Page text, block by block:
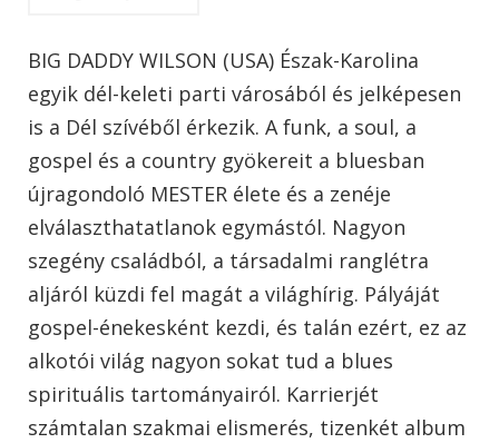
BIG DADDY WILSON (USA) Észak-Karolina
egyik dél-keleti parti városából és jelképesen
is a Dél szívéből érkezik. A funk, a soul, a
gospel és a country gyökereit a bluesban
újragondoló MESTER élete és a zenéje
elválaszthatatlanok egymástól. Nagyon
szegény családból, a társadalmi ranglétra
aljáról küzdi fel magát a világhírig. Pályáját
gospel-énekesként kezdi, és talán ezért, ez az
alkotói világ nagyon sokat tud a blues
spirituális tartományairól. Karrierjét
számtalan szakmai elismerés, tizenkét album